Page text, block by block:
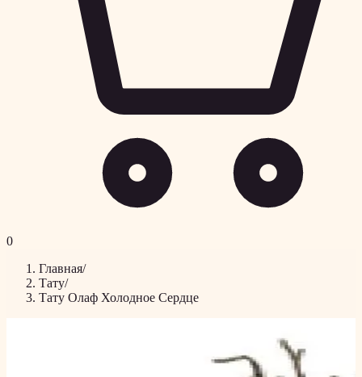
0
Главная/
Тату/
Тату Олаф Холодное Сердце